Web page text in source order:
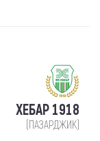
ХЕБАР 1918
(ПАЗАРДЖИК)